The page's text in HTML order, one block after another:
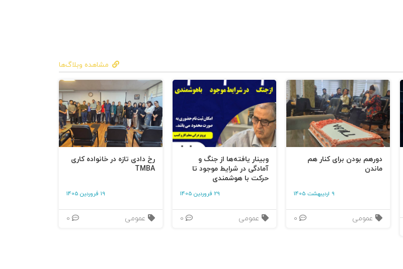
مشاهده وبلاگ‌ها
دورهم بودن برای کنار هم
ماندن
9 اردیبهشت 1405
عمومی
وبینار یافته‌ها از جنگ و
آمادگی در شرایط موجود تا
حرکت با هوشمندی
29 فروردین 1405
عمومی
رخ دادی تازه در خانواده کاری
TMBA
19 فروردین 1405
عمومی